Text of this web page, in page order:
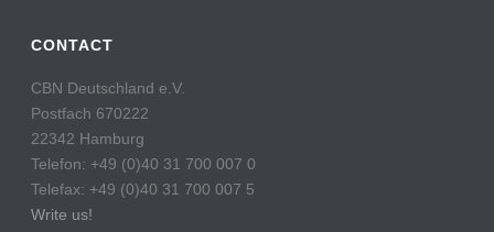
CONTACT
CBN Deutschland e.V.
Postfach 670222
22342 Hamburg
Telefon: +49 (0)40 31 700 007 0
Telefax: +49 (0)40 31 700 007 5
Write us!